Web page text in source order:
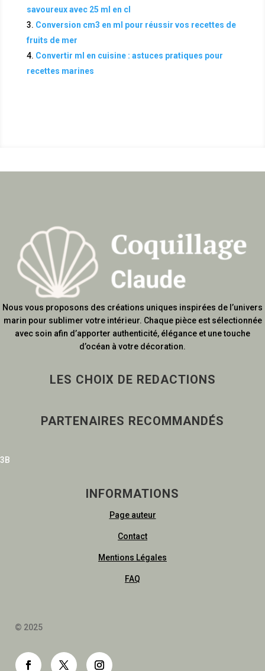
savoureux avec 25 ml en cl
Conversion cm3 en ml pour réussir vos recettes de
fruits de mer
Convertir ml en cuisine : astuces pratiques pour
recettes marines
Nous vous proposons des créations uniques inspirées de l’univers
marin pour sublimer votre intérieur. Chaque pièce est sélectionnée
avec soin afin d’apporter authenticité, élégance et une touche
d’océan à votre décoration.
LES CHOIX DE REDACTIONS
PARTENAIRES RECOMMANDÉS
3B
INFORMATIONS
Page auteur
Contact
Mentions Légales
FAQ
© 2025